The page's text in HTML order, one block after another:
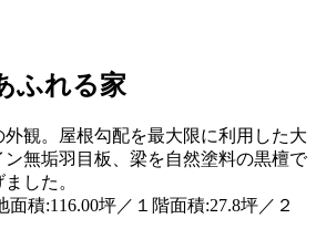
ふれる家
観。屋根勾配を最大限に利用した大
無垢羽目板、梁を自然塗料の黒檀で
した。
積:116.00坪／１階面積:27.8坪／２